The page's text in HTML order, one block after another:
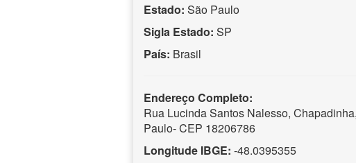
Estado: São Paulo
Sigla Estado: SP
País: Brasil
Endereço Completo:
Rua Lucinda Santos Nalesso,
Paulo- CEP 18206786
Longitude IBGE: -48.0395355